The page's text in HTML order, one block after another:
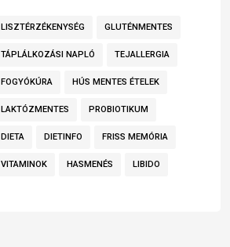
LISZTÉRZÉKENYSÉG GLUTÉNMENTES
TÁPLÁLKOZÁSI NAPLÓ TEJALLERGIA
FOGYÓKÚRA HÚS MENTES ÉTELEK
LAKTÓZMENTES PROBIOTIKUM
DIETA DIETINFO FRISS MEMÓRIA
VITAMINOK HASMENÉS LIBIDO